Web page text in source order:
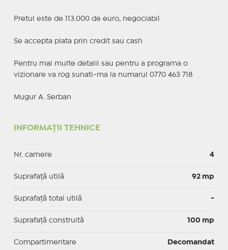
Pretul este de 113.000 de euro, negociabil
Se accepta plata prin credit sau cash
Pentru mai multe detalii sau pentru a programa o
vizionare va rog sunati-ma la numarul 0770 463 718
Mugur A. Serban
INFORMAȚII TEHNICE
Nr. camere 4
Suprafaţă utilă 92 mp
Suprafaţă total utilă -
Suprafaţă construită 100 mp
Compartimentare Decomandat